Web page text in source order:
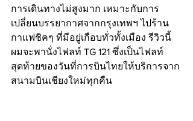
การเดินทางไม่สูงมาก เหมาะกับการ
เปลี่ยนบรรยากาศจากกรุงเทพฯ ไปร้าน
กาแฟชิคๆ ที่มีอยู่เกือบทั่วทั้งเมือง รีวิวนี้
ผมจะพานั่งไฟลท์​ TG 121 ซึ่งเป็นไฟลท์
สุดท้ายของวันที่การบินไทยให้บริการจาก
สนามบินเชียงใหม่ทุกคืน